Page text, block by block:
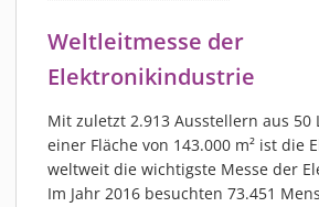
EVENTS
FACHARTIKEL
NEWS
REFERENZEN
VIDEOS
Weltleitmesse der
Elektronikindustrie
Mit zuletzt 2.913 Ausstellern aus 50
einer Fläche von 143.000 m² ist die
weltweit die wichtigste Messe der
Im Jahr 2016 besuchten 73.451